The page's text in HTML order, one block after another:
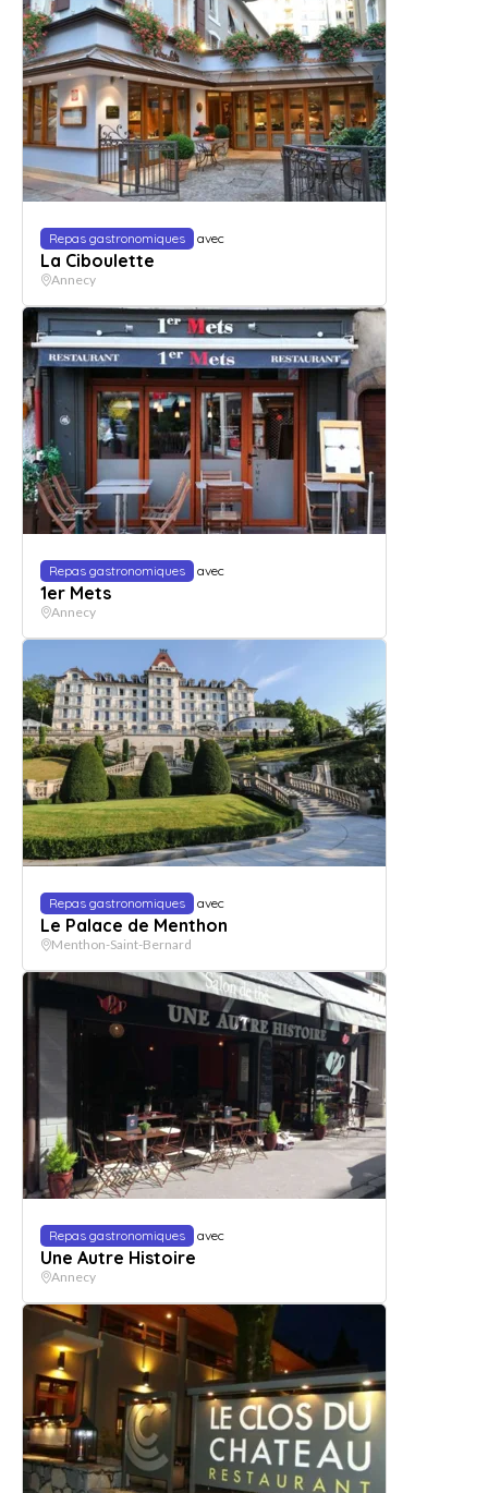
Repas gastronomiques avec
La Ciboulette
Annecy
Repas gastronomiques avec
1er Mets
Annecy
Repas gastronomiques avec
Le Palace de Menthon
Menthon-Saint-Bernard
Repas gastronomiques avec
Une Autre Histoire
Annecy